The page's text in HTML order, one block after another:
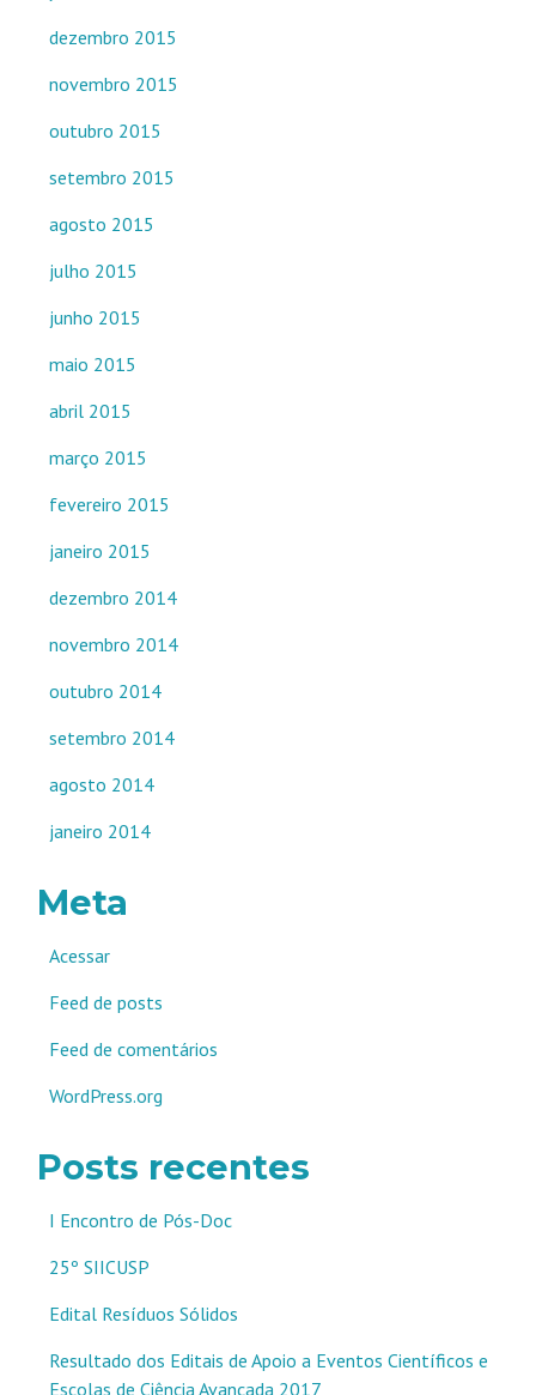
dezembro 2015
novembro 2015
outubro 2015
setembro 2015
agosto 2015
julho 2015
junho 2015
maio 2015
abril 2015
março 2015
fevereiro 2015
janeiro 2015
dezembro 2014
novembro 2014
outubro 2014
setembro 2014
agosto 2014
janeiro 2014
Meta
Acessar
Feed de posts
Feed de comentários
WordPress.org
Posts recentes
I Encontro de Pós-Doc
25º SIICUSP
Edital Resíduos Sólidos
Resultado dos Editais de Apoio a Eventos Científicos e
Escolas de Ciência Avançada 2017